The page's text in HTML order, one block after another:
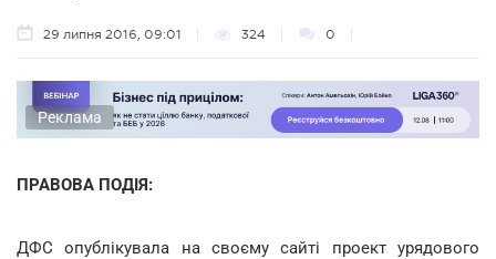
29 липня 2016, 09:01 324 0
Реклама
ПРАВОВА ПОДІЯ:
ДФС опублікувала на своєму сайті проект урядового